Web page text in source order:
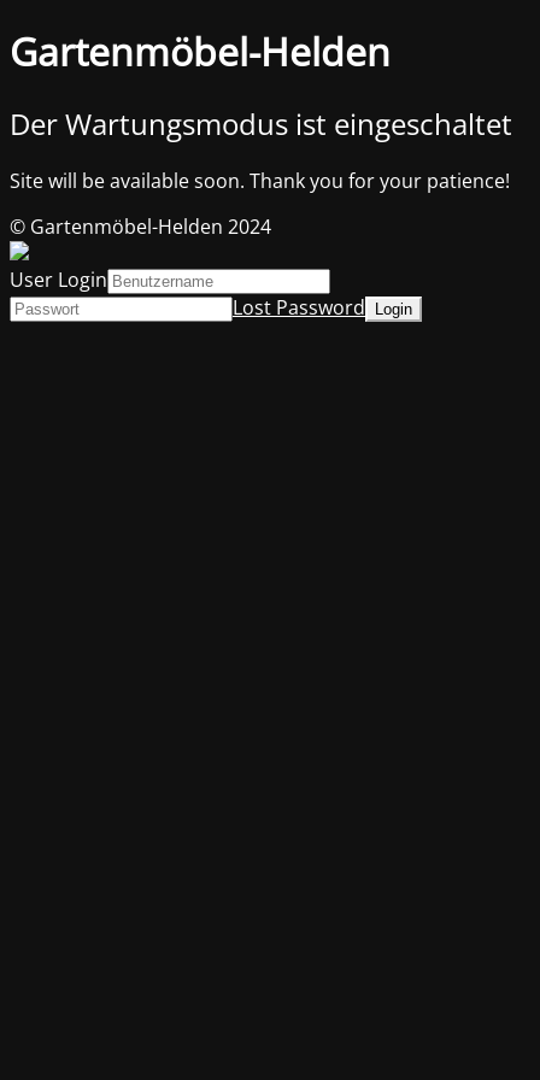
Gartenmöbel-Helden
Der Wartungsmodus ist eingeschaltet
Site will be available soon. Thank you for your patience!
© Gartenmöbel-Helden 2024
User Login
Lost Password